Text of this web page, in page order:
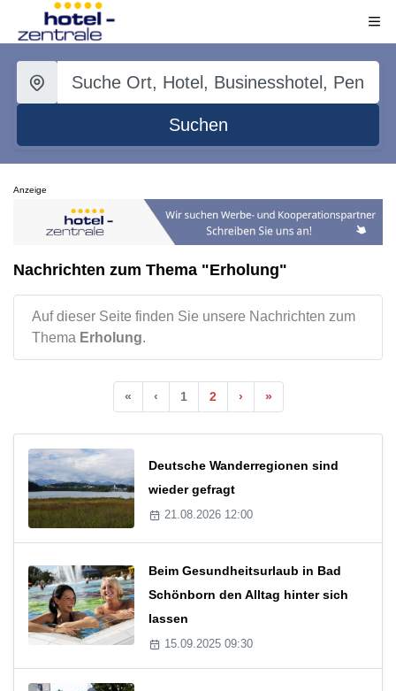
Suchen
Anzeige
Nachrichten zum Thema "Erholung"
Auf dieser Seite finden Sie unsere Nachrichten zum
Thema Erholung.
« ‹ 1 2 › »
Deutsche Wanderregionen sind
wieder gefragt
21.08.2026 12:00
Beim Gesundheitsurlaub in Bad
Schönborn den Alltag hinter sich
lassen
15.09.2025 09:30